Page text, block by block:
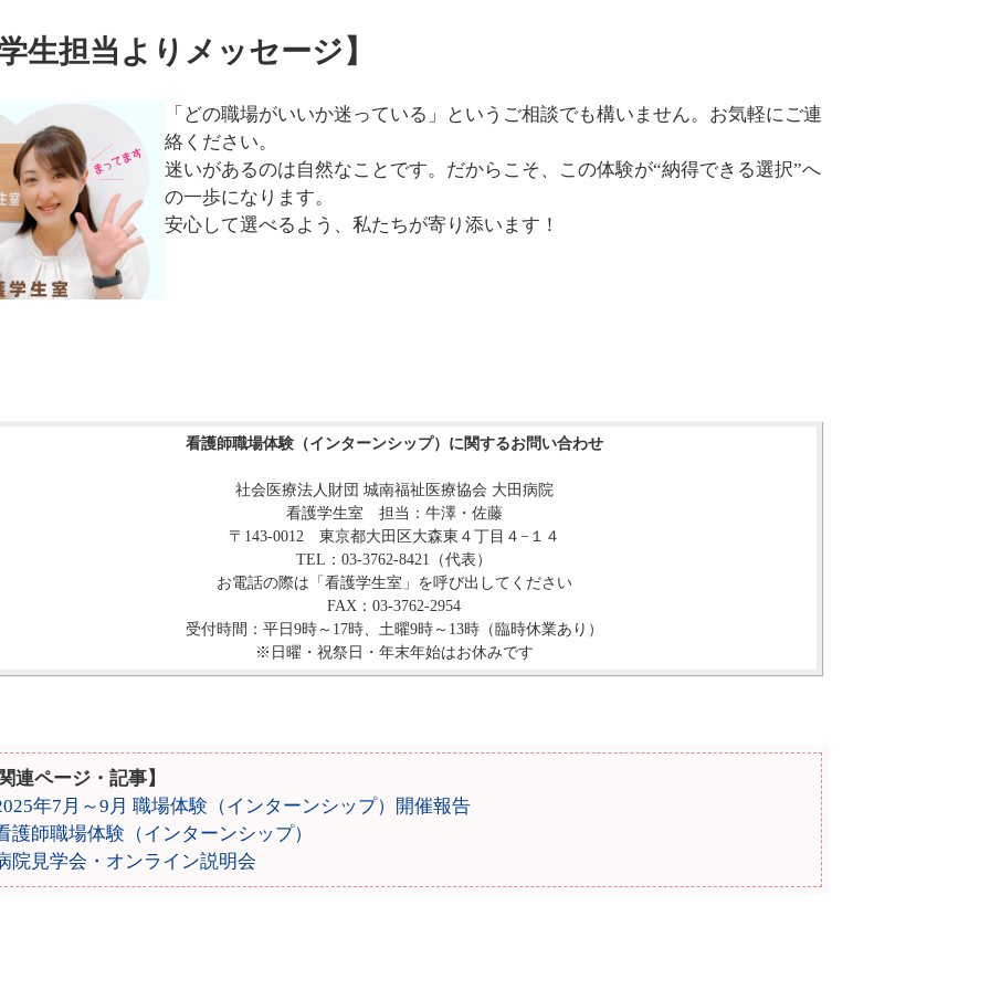
生担当よりメッセージ】
「どの職場がいいか迷っている」というご相談でも構いません。お気軽にご連
絡ください。
迷いがあるのは自然なことです。だからこそ、この体験が“納得できる選択”へ
の一歩になります。
安心して選べるよう、私たちが寄り添います！
看護師職場体験（インターンシップ）に関するお問い合わせ
社会医療法人財団 城南福祉医療協会 大田病院
看護学生室 担当：牛澤・佐藤
〒143-0012 東京都大田区大森東４丁目４−１４
TEL：03-3762-8421（代表）
お電話の際は「看護学生室」を呼び出してください
FAX：03-3762-2954
受付時間：平日9時～17時、土曜9時～13時（臨時休業あり）
※日曜・祝祭日・年末年始はお休みです
連ページ・記事】
年7月～9月 職場体験（インターンシップ）開催報告
護師職場体験（インターンシップ）
院見学会・オンライン説明会